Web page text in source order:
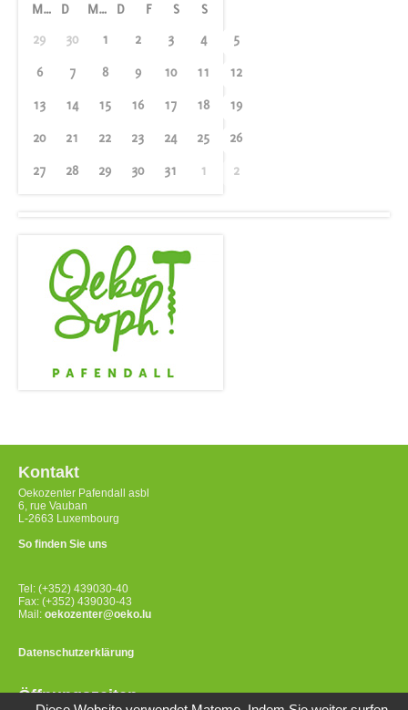
M D M D F S
S
29
30 1 2 3 4 5
6 7 8 9 10 11 12
13 14 15 16 17 18 19
20 21 22 23 24 25 26
27 28 29 30 31 1 2
Kontakt
Oekozenter Pafendall asbl
6, rue Vauban
L-2663 Luxembourg
So finden Sie uns
Tel: (+352) 439030-40
Fax: (+352) 439030-43
Mail: oekozenter@oeko.lu
Datenschutzerklärung
Öffnungszeiten